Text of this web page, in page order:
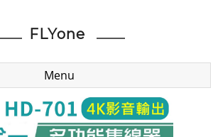
FLYone
Menu